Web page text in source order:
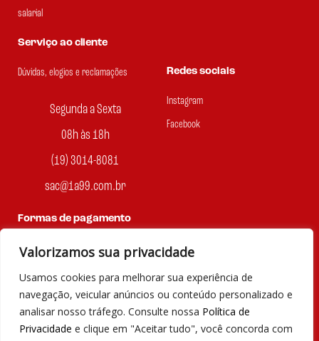
Valorizamos sua privacidade
Usamos cookies para melhorar sua experiência de
navegação, veicular anúncios ou conteúdo personalizado e
analisar nosso tráfego. Consulte nossa Política de
Privacidade e clique em "Aceitar tudo", você concorda com
salarial
Serviço ao cliente
Dúvidas, elogios e reclamações
Segunda a Sexta
08h às 18h
(19) 3014-8081
sac@1a99.com.br
Redes sociais
Instagram
Facebook
Formas de pagamento
Dinheiro e Pix
© 2023 por Agência Maples. Loja 1A99 Cada achado é um barato